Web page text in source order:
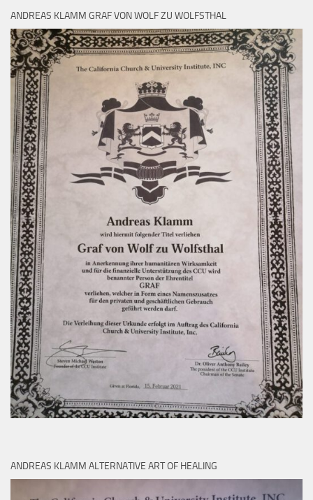
ANDREAS KLAMM GRAF VON WOLF ZU WOLFSTHAL
ANDREAS KLAMM ALTERNATIVE ART OF HEALING